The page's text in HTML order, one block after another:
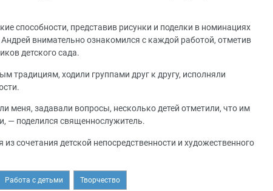
способности, представив рисунки и поделки в номинациях
внимательно ознакомился с каждой работой, отметив
детского сада.
традициям, ходили группами друг к другу, исполняли
меня, задавали вопросы, несколько детей отметили, что им
— поделился священнослужитель.
сочетания детской непосредственности и художественного
Работа с детьми Творчество